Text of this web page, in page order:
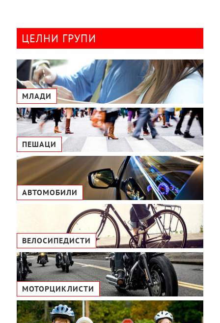
ЦЕЛНИ ГРУПИ
МЛАДИ
ПЕШАЦИ
АВТОМОБИЛИ
ВЕЛОСИПЕДИСТИ
МОТОРЦИКЛИСТИ